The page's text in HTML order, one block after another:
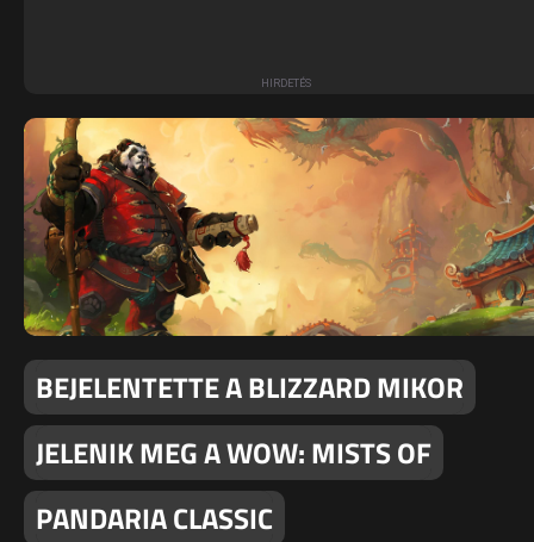
BEJELENTETTE A BLIZZARD MIKOR
JELENIK MEG A WOW: MISTS OF
PANDARIA CLASSIC